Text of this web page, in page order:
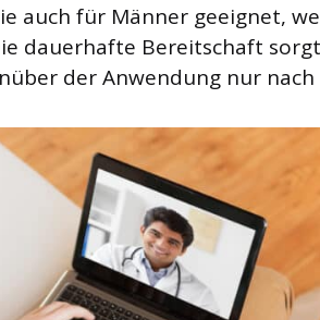
auch für Männer geeignet,
dauerhafte Bereitschaft
der Anwendung nur nach